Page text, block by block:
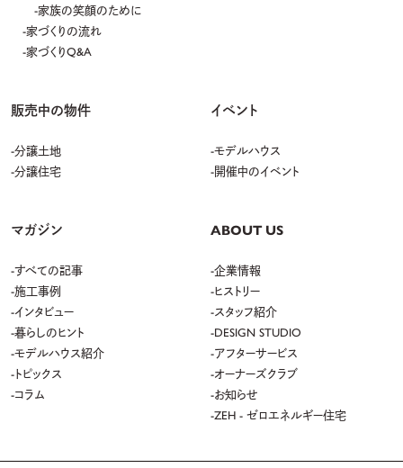
家族の笑顔のために
家づくりの流れ
家づくりQ&A
販売中の物件
分譲土地
分譲住宅
イベント
モデルハウス
開催中のイベント
マガジン
すべての記事
施工事例
インタビュー
暮らしのヒント
モデルハウス紹介
トピックス
コラム
ABOUT US
企業情報
ヒストリー
スタッフ紹介
DESIGN STUDIO
アフターサービス
オーナーズクラブ
お知らせ
ZEH - ゼロエネルギー住宅